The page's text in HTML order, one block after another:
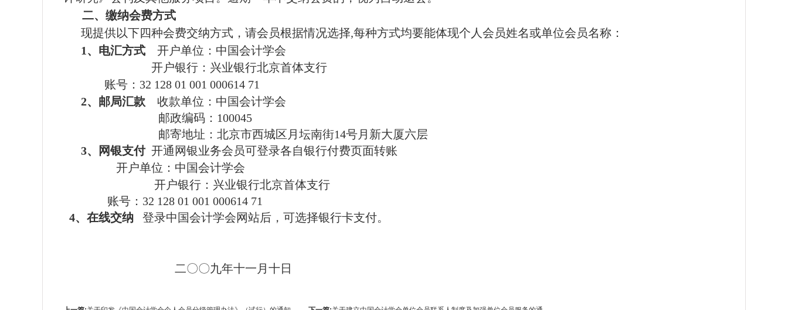
二、缴纳会费方式
现提供以下四种会费交纳方式，请会员根据情况选择,每种方式均要能体现个人会员姓名或单位会员名称：
1 、电汇方式 开户单位：中国会计学会
开户银行：兴业银行北京首体支行
账号：32 128 01 001 000614 71
2、邮局汇款 收款单位：中国会计学会
邮政编码： 100045
邮寄地址：北京市西城区月坛南街14号月新大厦六层
3、网银支付 开通网银业务会员可登录各自银行付费页面转账
开户单位：中国会计学会
开户银行：兴业银行北京首体支行
账号：32 128 01 001 000614 71
4、在线交纳 登录中国会计学会网站后， 可选择银行卡支付。
二〇〇九年十一月十日